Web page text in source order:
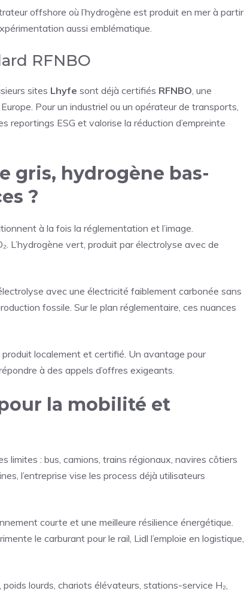
offshore où l’hydrogène est produit en mer à partir
aussi emblématique.
RFNBO
sites Lhyfe sont déjà certifiés RFNBO, une
Pour un industriel ou un opérateur de transports,
reportings ESG et valorise la réduction d’empreinte
gris, hydrogène bas-
?
à la fois la réglementation et l’image.
L’hydrogène vert, produit par électrolyse avec de
avec une électricité faiblement carbonée sans
fossile. Sur le plan réglementaire, ces nuances
localement et certifié. Un avantage pour
à des appels d’offres exigeants.
la mobilité et
limites : bus, camions, trains régionaux, navires côtiers
l’entreprise vise les process déjà utilisateurs
courte et une meilleure résilience énergétique.
le carburant pour le rail, Lidl l’emploie en logistique,
lourds, chariots élévateurs, stations-service H₂,